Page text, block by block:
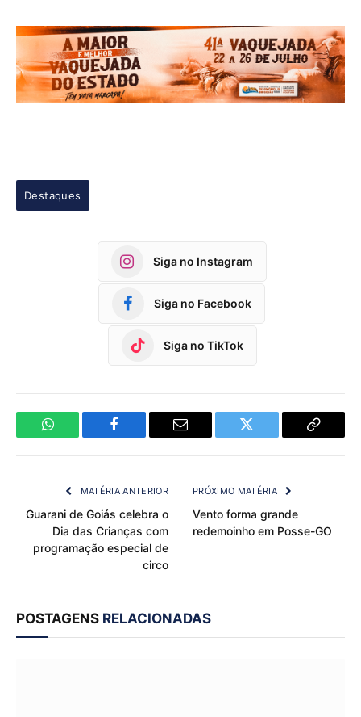
Destaques
Siga no Instagram
Siga no Facebook
Siga no TikTok
WhatsApp Facebook Email Twitter
Copy
MATÉRIA ANTERIOR
Guarani de Goiás celebra o
Dia das Crianças com
programação especial de
circo
PRÓXIMO MATÉRIA
Vento forma grande
redemoinho em Posse-GO
POSTAGENS RELACIONADAS